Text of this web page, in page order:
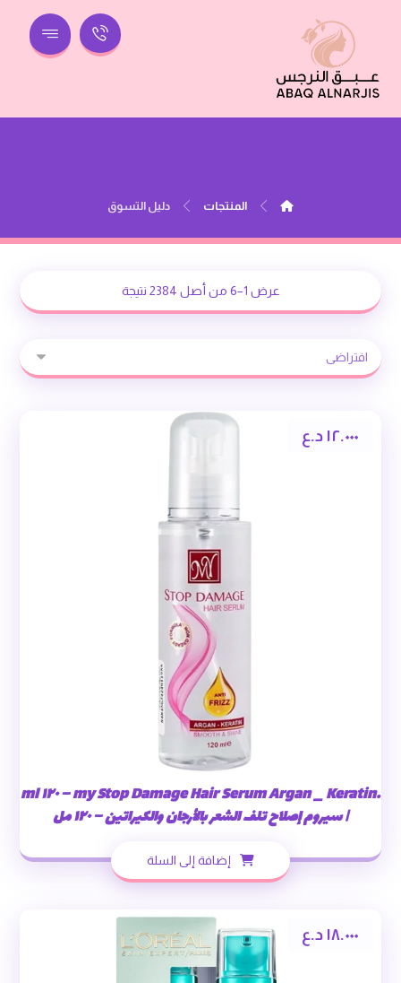
المنتجات دليل التسوق
عرض 1–6 من أصل 2384 نتيجة
.my Stop Damage Hair Serum Argan _ Keratin – ١٢٠ ml
| سيروم إصلاح تلف الشعر بالأرجان والكيراتين – ١٢٠ مل
١٢.٠٠٠ د.ع
إضافة إلى السلة
١٨.٠٠٠ د.ع